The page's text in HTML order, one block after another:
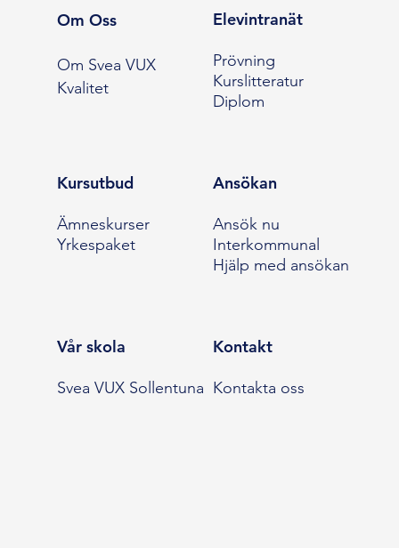
Om Oss
Om Svea VUX
Kvalitet
Elevintranät
Prövning
Kurslitteratur
Diplom
Kursutbud
Ämneskurser
Yrkespaket
Ansökan
Ansök nu
Interkommunal
Hjälp med ansökan
Vår skola
Svea VUX Sollentuna
Kontakt
Kontakta oss